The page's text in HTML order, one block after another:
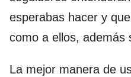
esperabas hacer y
como a ellos, además
La mejor manera de